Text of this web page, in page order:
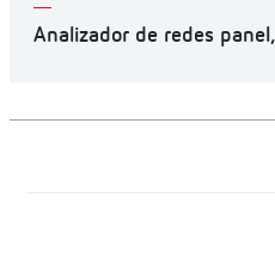
Analizador de redes